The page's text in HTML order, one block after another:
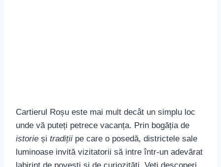
labirint de povești și de curiozități. Veți descoperi
cum locuitorii acestui cartier și industria de
divertisment pentru adulți, supraviețuiesc tradițiilor
într-un mediu în schimbare rapidă și se unesc cu
noul pentru a forma o realitate fascinantă.